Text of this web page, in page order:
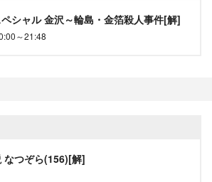
シャル 金沢～輪島・金箔殺人事件[解]
～21:48
なつぞら(156)[解]